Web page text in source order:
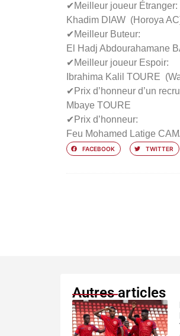
✔Meilleur joueur Étranger:
Khadim DIAW (Horoya
✔Meilleur Buteur:
El Hadj Abdourahamane
✔Meilleur joueur Espoir:
Ibrahima Kalil TOURE
✔Prix d’honneur d’un
Mbaye TOURE
✔Prix d’honneur:
Feu Mohamed Latige
FACEBOOK TWITTER
Autres articles